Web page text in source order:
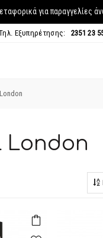
για παραγγελίες
Εξυπηρέτησης: 2351 23
London